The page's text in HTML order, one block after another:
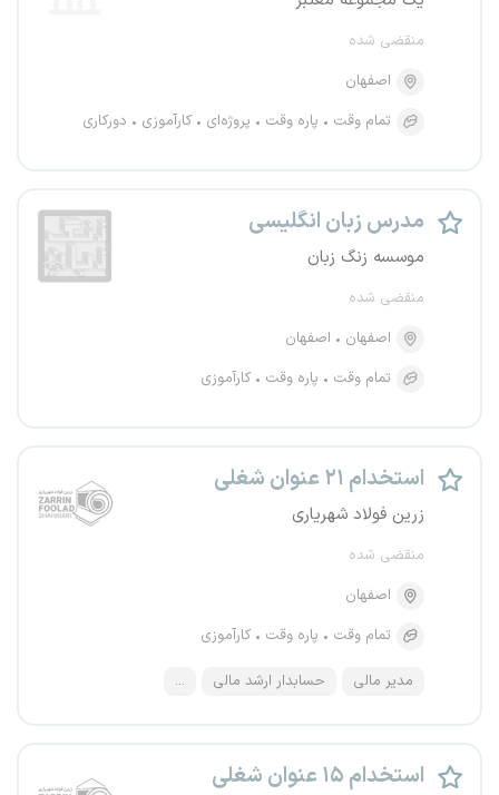
منقضی شده
اصفهان
تمام وقت
پاره وقت پروژه‌ای کارآموزی دورکاری
مدرس زبان انگلیسی
موسسه زنگ زبان
منقضی شده
اصفهان
اصفهان
تمام وقت
پاره وقت کارآموزی
استخدام ۲۱ عنوان شغلی
زرین فولاد شهریاری
منقضی شده
اصفهان
تمام وقت
پاره وقت کارآموزی
مدیر مالی حسابدار ارشد مالی ...
استخدام ۱۵ عنوان شغلی